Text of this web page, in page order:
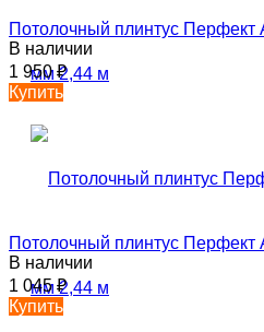
Потолочный плинтус
В наличии
1 950₽
Купить
Потолочный плинтус
В наличии
1 045₽
Купить